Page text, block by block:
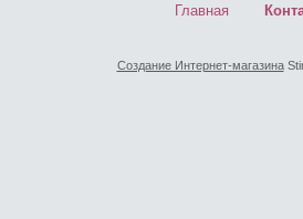
Главная
Создание Интернет-магазина